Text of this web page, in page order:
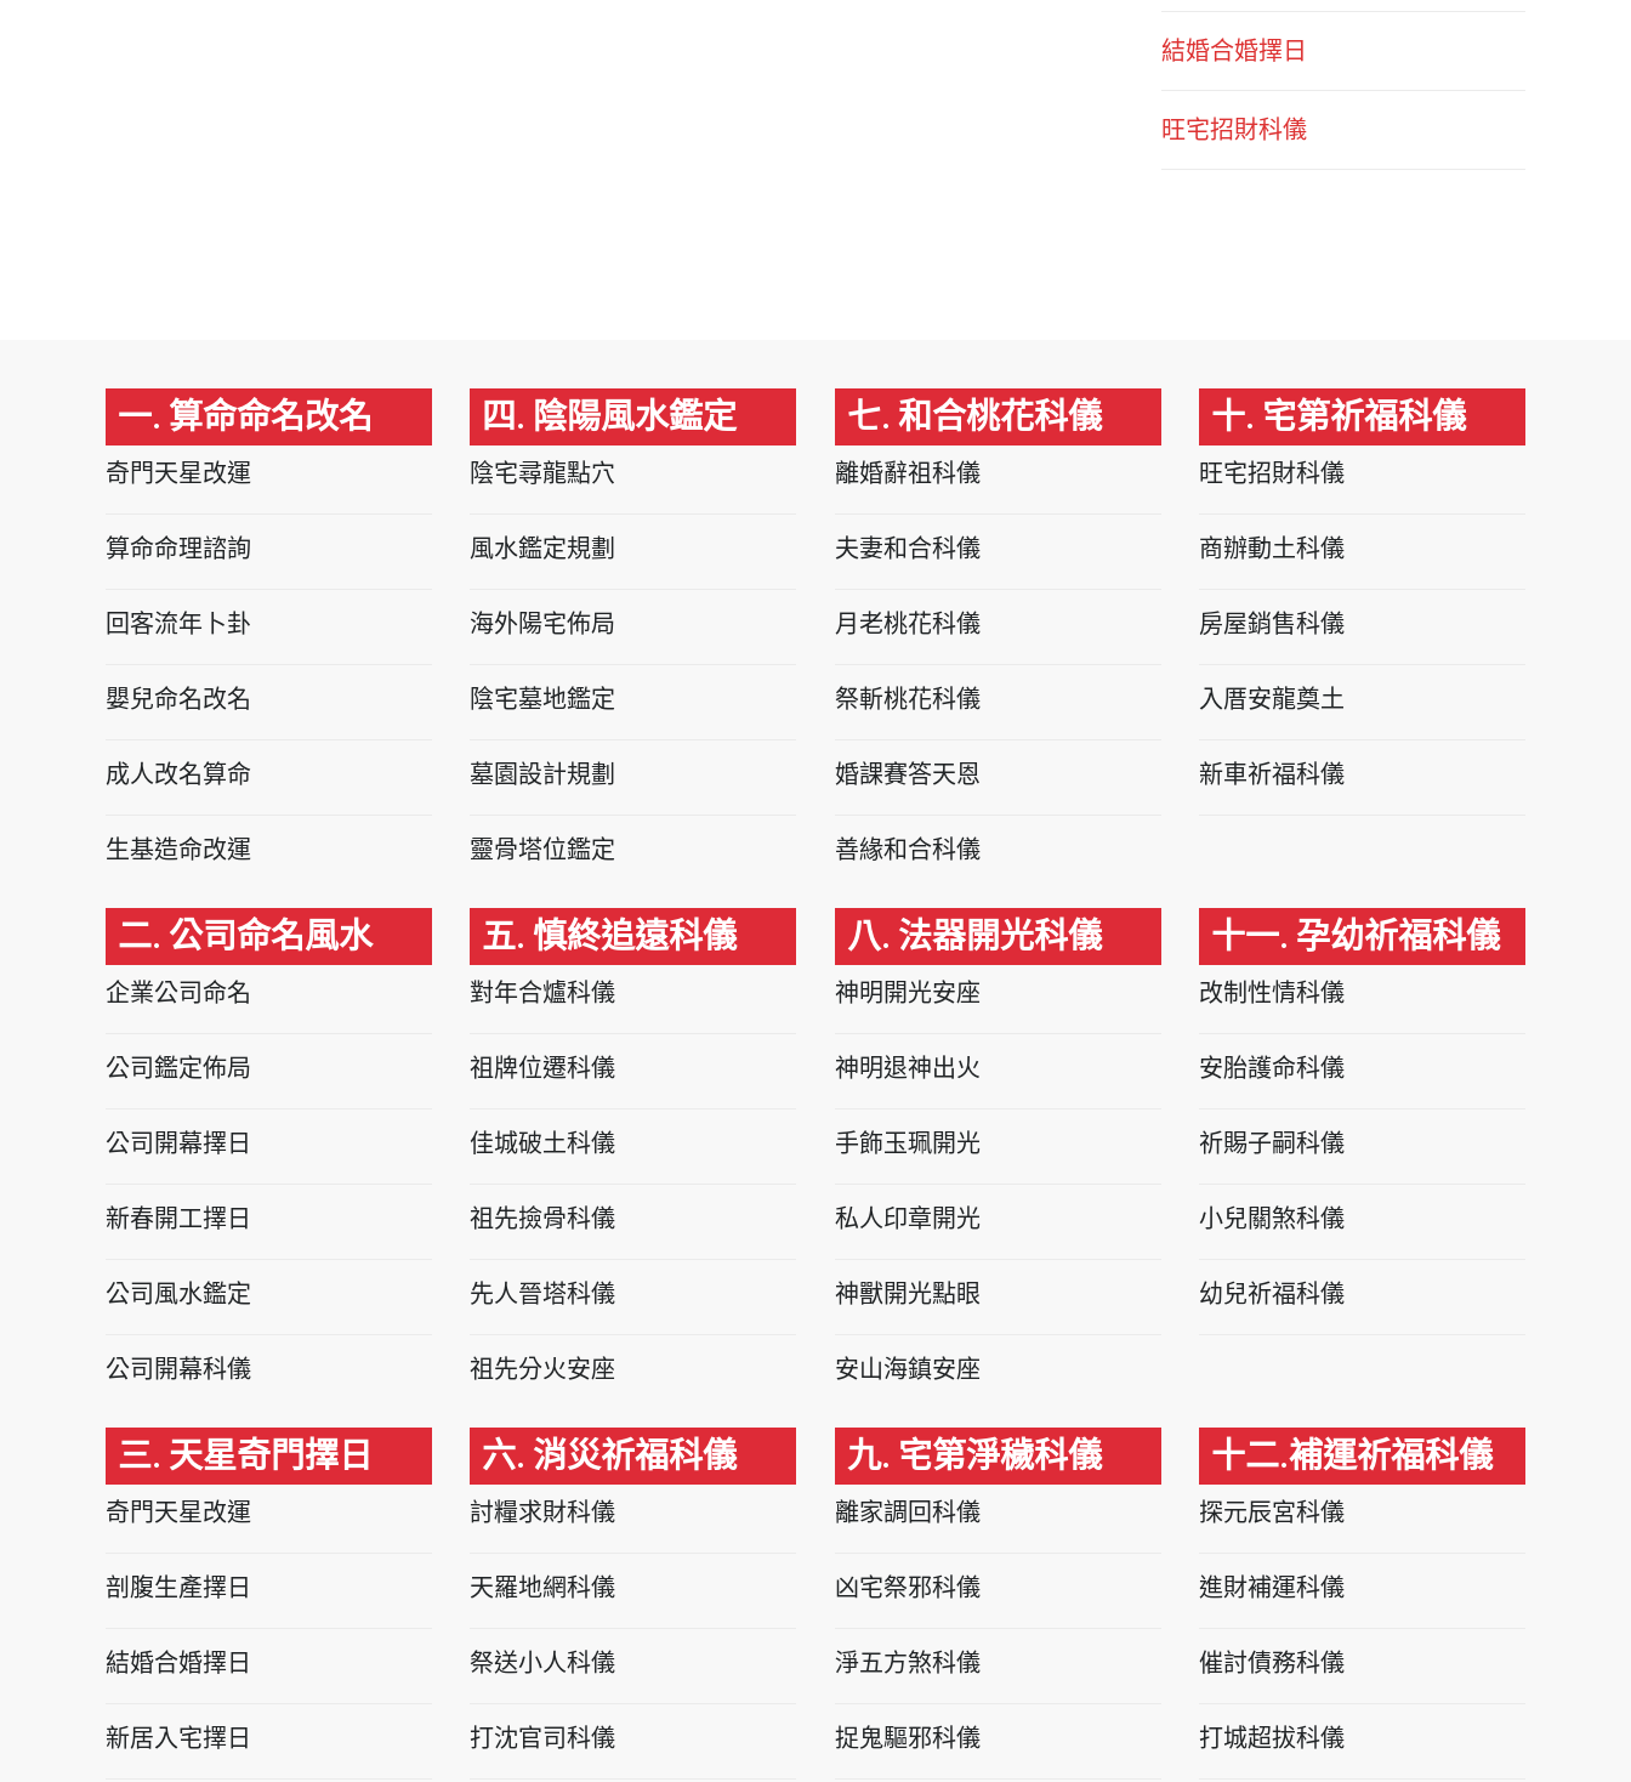
結婚合婚擇日
旺宅招財科儀
一. 算命命名改名
奇門天星改運
算命命理諮詢
回客流年卜卦
嬰兒命名改名
成人改名算命
生基造命改運
二. 公司命名風水
企業公司命名
公司鑑定佈局
公司開幕擇日
新春開工擇日
公司風水鑑定
公司開幕科儀
三. 天星奇門擇日
奇門天星改運
剖腹生產擇日
結婚合婚擇日
新居入宅擇日
四. 陰陽風水鑑定
陰宅尋龍點穴
風水鑑定規劃
海外陽宅佈局
陰宅墓地鑑定
墓園設計規劃
靈骨塔位鑑定
五. 慎終追遠科儀
對年合爐科儀
祖牌位遷科儀
佳城破土科儀
祖先撿骨科儀
先人晉塔科儀
祖先分火安座
六. 消災祈福科儀
討糧求財科儀
天羅地網科儀
祭送小人科儀
打沈官司科儀
七. 和合桃花科儀
離婚辭祖科儀
夫妻和合科儀
月老桃花科儀
祭斬桃花科儀
婚課賽答天恩
善緣和合科儀
八. 法器開光科儀
神明開光安座
神明退神出火
手飾玉珮開光
私人印章開光
神獸開光點眼
安山海鎮安座
九. 宅第淨穢科儀
離家調回科儀
凶宅祭邪科儀
淨五方煞科儀
捉鬼驅邪科儀
十. 宅第祈福科儀
旺宅招財科儀
商辦動土科儀
房屋銷售科儀
入厝安龍奠土
新車祈福科儀
十一. 孕幼祈福科儀
改制性情科儀
安胎護命科儀
祈賜子嗣科儀
小兒關煞科儀
幼兒祈福科儀
十二.補運祈福科儀
探元辰宮科儀
進財補運科儀
催討債務科儀
打城超拔科儀